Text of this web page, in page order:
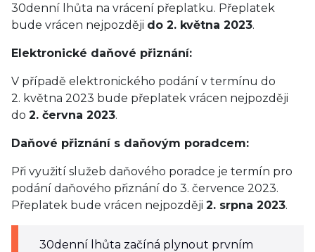
30denní lhůta na vrácení přeplatku. Přeplatek
bude vrácen nejpozději do 2. května 2023.
Elektronické daňové přiznání:
V případě elektronického podání v termínu do
2. května 2023 bude přeplatek vrácen nejpozději
do 2. června 2023.
Daňové přiznání s daňovým poradcem:
Při využití služeb daňového poradce je termín pro
podání daňového přiznání do 3. července 2023.
Přeplatek bude vrácen nejpozději 2. srpna 2023.
30denní lhůta začíná plynout prvním